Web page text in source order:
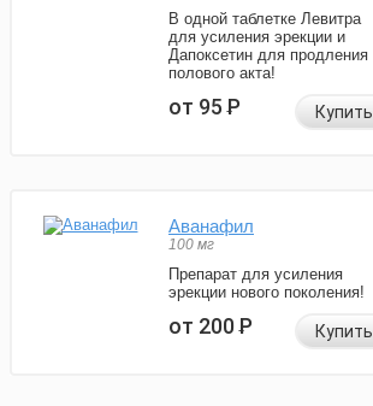
В одной таблетке Левитра
для усиления эрекции и
Дапоксетин для продления
полового акта!
от 95Р Купить
Аванафил
100 мг
Препарат для усиления
эрекции нового поколения!
от 200Р Купить